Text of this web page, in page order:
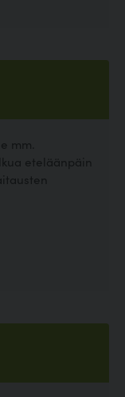
mm.
eteläänpäin